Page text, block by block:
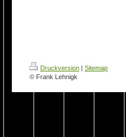
Druckversion
Sitemap
© Frank Lehnigk